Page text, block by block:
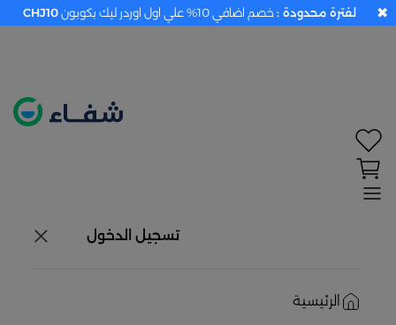
تسجيل الدخول
الرئيسية
لفترة محدودة : خصم اضافي 10% علي اول اوردر ليك بكوبون CHJ10 ✖